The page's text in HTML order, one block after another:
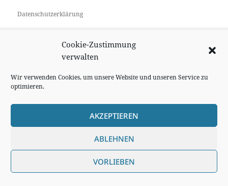
Cookie-Zustimmung
verwalten
Wir verwenden Cookies, um unsere Website und unseren Service zu
optimieren.
AKZEPTIEREN
ABLEHNEN
VORLIEBEN
Datenschutzerklärung